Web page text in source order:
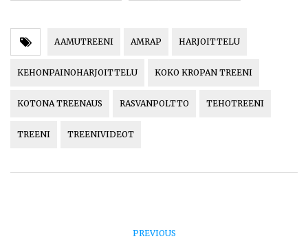
AAMUTREENI AMRAP HARJOITTELU
KEHONPAINOHARJOITTELU KOKO KROPAN TREENI
KOTONA TREENAUS RASVANPOLTTO TEHOTREENI
TREENI TREENIVIDEOT
PREVIOUS